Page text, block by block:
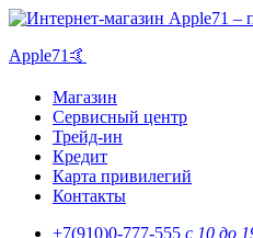
Apple71🤙
Магазин
Сервисный центр
Трейд-ин
Кредит
Карта привилегий
Контакты
+7(910)0-777-555 c 10 до